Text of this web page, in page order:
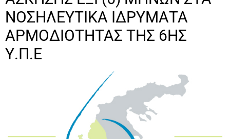
ΝΟΣΗΛΕΥΤΙΚΑ ΙΔΡΥΜΑΤΑ
ΑΡΜΟΔΙΟΤΗΤΑΣ ΤΗΣ 6ΗΣ
Υ.Π.Ε